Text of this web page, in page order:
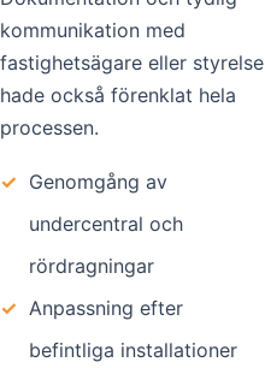
kommunikation med
fastighetsägare eller styrelse
hade också förenklat hela
processen.
✓ Genomgång av
undercentral och
rördragningar
✓ Anpassning efter
befintliga installationer